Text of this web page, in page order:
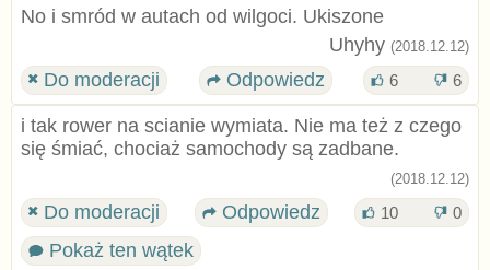
No i smród w autach od wilgoci. Ukiszone
Uhyhy (2018.12.12)
Do moderacji Odpowiedz 6 6
i tak rower na scianie wymiata. Nie ma też z czego
się śmiać, chociaż samochody są zadbane.
(2018.12.12)
Do moderacji Odpowiedz 10 0
Pokaż ten wątek